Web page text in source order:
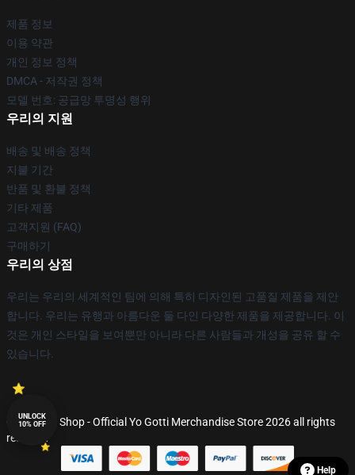
제품 정보
이용 약관
개인 정보 정책
DMCA - 저작권 정책
모델 번호: 공급망 투명성 행위
우리의 지원
배송 및 배송 정책
지불 기간
반품 및 환불 정책
기타 제품
고객지원 (FAQ)
구매하기
우리의 상점
우리는 우리의 세계적인 팀에 의해 특히 디자인된 고품질 제품을 제안
합니다. 우리는 유행과 아름다운 둘 다인 다양한 제품을 제공합니다. 이
것은 개인 스타일을 보여뿐만 아니라 다른 사람들과 개성을 공유 할 수
있습니다.
© Yo Gotti Shop - Official Yo Gotti Merchandise Store 2026 all rights
reserved
UNLOCK
10% OFF
Help